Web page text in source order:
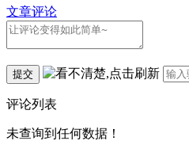
文章评论
提交
评论列表
未查询到任何数据！